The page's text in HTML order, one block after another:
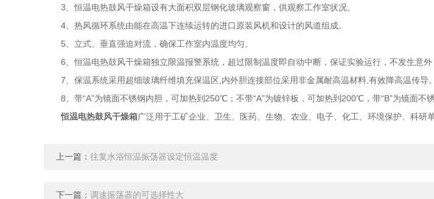
3、恒温电热鼓风干燥箱设有大面积双层钢化玻璃观察窗，供观察工作室状况。
4、热风循环系统由能在高温下连续运转的进口原装风机和设计的风道组成。
5、立式、垂直强迫对流，确保工作室内温度均匀。
6、恒温电热鼓风干燥箱独立限温报警系统，超过限制温度即自动中断，保证实验运行，不发生意外
7、保温系统采用超细玻璃纤维填充保温区,内外胆连接部位采用非金属耐高温材料,有效降高温传导。
8、带“A”为镜面不锈钢内胆，可加热到250℃；不带“A”为镀锌板，可加热到200℃，带“B”为镜面不
恒温电热鼓风干燥箱广泛用于工矿企业、卫生、医药、生物、农业、电子、化工、环境保护、科研
上一篇： 往复水浴恒温振荡器设定恒温温度
下一篇： 调速振荡器的可选择性大